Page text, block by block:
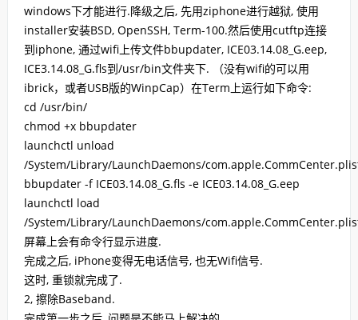
windows下才能进行.降级之后, 先用ziphone进行越狱, 使用
installer安装BSD, OpenSSH, Term-100.然后使用cutftp连接
到iphone, 通过wifi上传文件bbupdater, ICE03.14.08_G.eep,
ICE3.14.08_G.fls到/usr/bin文件夹下. （没有wifi的可以用
ibrick，或者USB版的WinpCap）在Term上运行如下命令:
cd /usr/bin/
chmod +x bbupdater
launchctl unload
/System/Library/LaunchDaemons/
bbupdater -f ICE03.14.08_G.fls -e ICE03.14.08_G.eep
launchctl load
/System/Library/LaunchDaemons/
屏幕上会有命令行显示进度.
完成之后, iPhone变得无电话信号, 也无Wifi信号.
这时, 重锁就完成了.
2, 擦除Baseband.